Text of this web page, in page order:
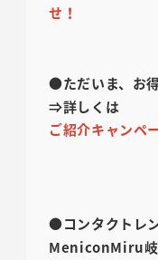
せ！
●ただいま、お
⇒詳しくは
ご紹介キャンペ
●コンタクトレ
MeniconMiru岐